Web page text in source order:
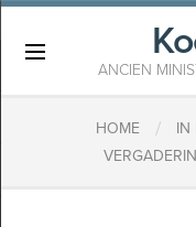
ANCIEN
HOME / IN